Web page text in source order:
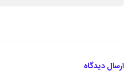
ارسال دیدگاه